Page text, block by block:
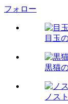
フォロー
目玉
黒猫
ノス